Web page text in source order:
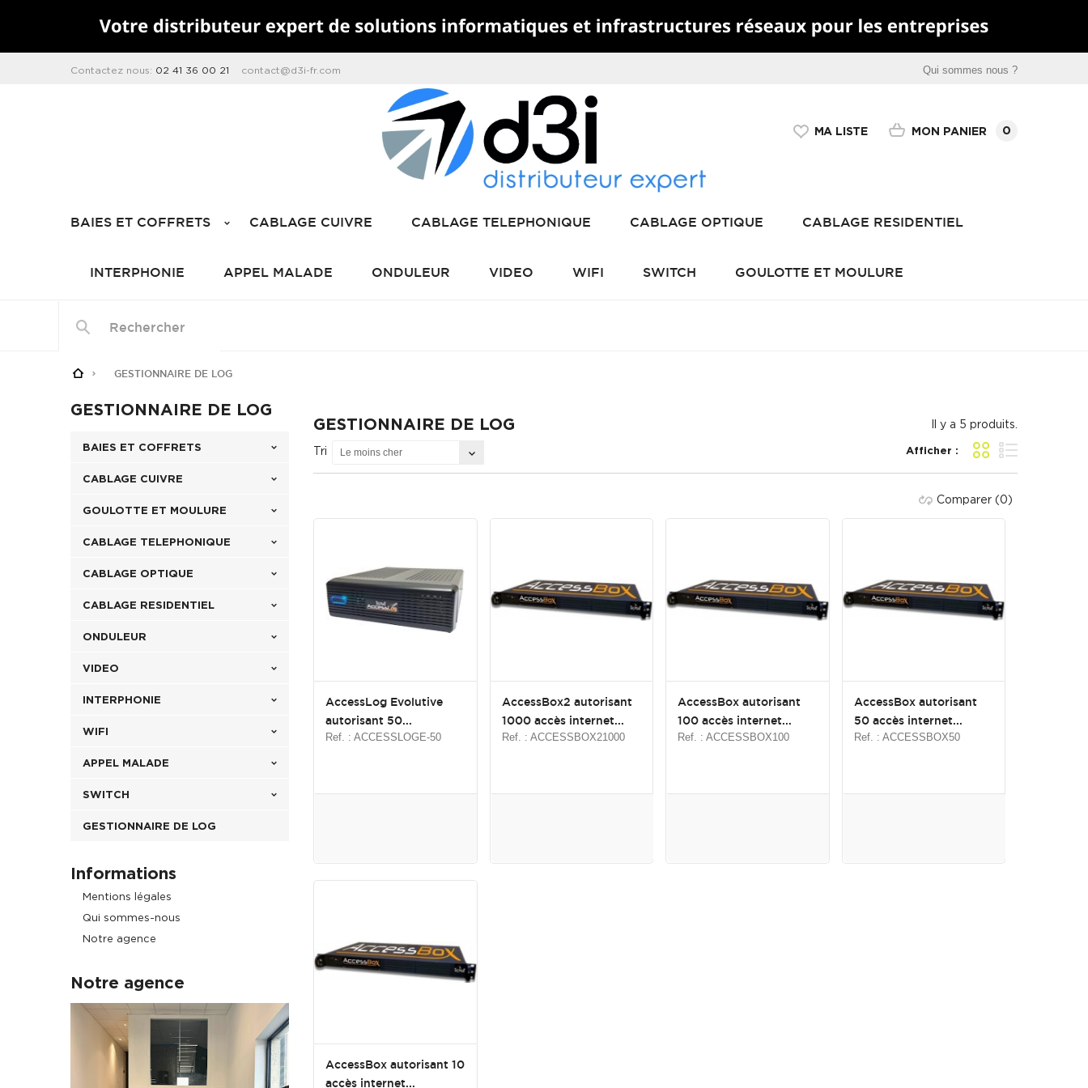
Qui sommes nous ?
Contactez nous: 02 41 36 00 21 contact@d3i-fr.com
MON PANIER 0
MA LISTE
BAIES ET COFFRETS CABLAGE CUIVRE CABLAGE TELEPHONIQUE CABLAGE OPTIQUE CABLAGE RESIDENTIEL
INTERPHONIE APPEL MALADE ONDULEUR VIDEO WIFI SWITCH GOULOTTE ET MOULURE
GESTIONNAIRE DE LOG
GESTIONNAIRE DE LOG
BAIES ET COFFRETS
CABLAGE CUIVRE
GOULOTTE ET MOULURE
CABLAGE TELEPHONIQUE
CABLAGE OPTIQUE
CABLAGE RESIDENTIEL
ONDULEUR
VIDEO
INTERPHONIE
WIFI
APPEL MALADE
SWITCH
GESTIONNAIRE DE LOG
Informations
Mentions légales
Qui sommes-nous
Notre agence
Notre agence
GESTIONNAIRE DE LOG Il y a 5 produits.
Afficher :
Grille Liste
Tri Le moins cher
Comparer (0)
AccessLog Evolutive
autorisant 50...
Ref. : ACCESSLOGE-50
AccessBox2 autorisant
1000 accès internet...
Ref. : ACCESSBOX21000
AccessBox autorisant
100 accès internet...
Ref. : ACCESSBOX100
AccessBox autorisant
50 accès internet...
Ref. : ACCESSBOX50
AccessBox autorisant 10
accès internet...